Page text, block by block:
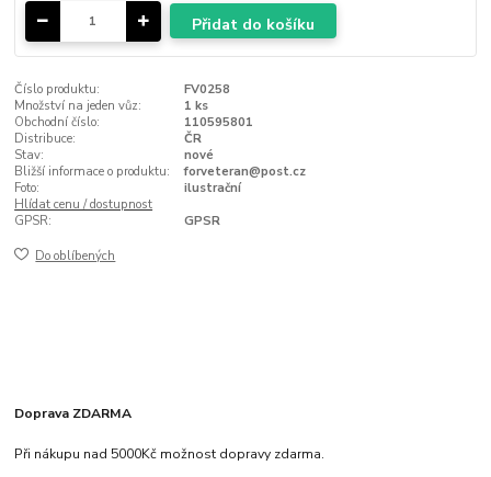
Přidat do košíku
Číslo produktu:
FV0258
Množství na jeden vůz:
1 ks
Obchodní číslo:
110595801
Distribuce:
ČR
Stav:
nové
Bližší informace o produktu:
forveteran@post.cz
Foto:
ilustrační
Hlídat cenu / dostupnost
GPSR:
GPSR
Do oblíbených
Doprava ZDARMA
Při nákupu nad 5000Kč možnost dopravy zdarma.